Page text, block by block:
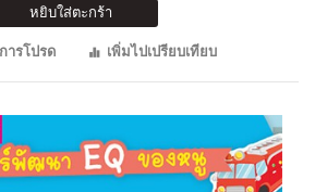
หยิบใส่ตะกร้า
ารโปรด
เพิ่มไปเปรียบเทียบ